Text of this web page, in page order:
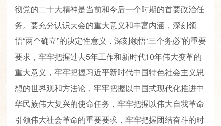
彻党的二十大精神是当前和今后一个时期的首要政治任
务。要充分认识大会的重大意义和丰富内涵，深刻领
悟“两个确立”的决定性意义，深刻领悟“三个务必”的重要
要求，牢牢把握过去5年工作和新时代10年伟大变革的
重大意义，牢牢把握习近平新时代中国特色社会主义思
想的世界观和方法论，牢牢把握以中国式现代化推进中
华民族伟大复兴的使命任务，牢牢把握以伟大自我革命
引领伟大社会革命的重要要求，牢牢把握团结奋斗的时